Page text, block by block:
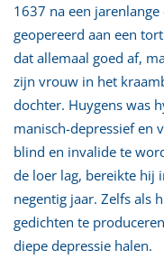
1637 na een
geopereerd aan een
dat allemaal goed af,
zijn vrouw in het
dochter. Huygens was
manisch-depressief en
blind en invalide te
de loer lag, bereikte hij
negentig jaar. Zelfs als
gedichten te
diepe depressie halen.